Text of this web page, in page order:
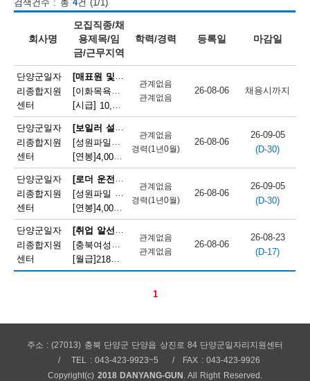
검색건수 : 총 4건 (1/1)
회사명
모집직종/채
용제목/임
금/근무지역
학력/경력 등록일 마감일
단양군일자
리종합지원
센터
[매표원 및 복권 판매원]
[이화목욕탕찜질방] 이화파크텔 카운터 직원 모집
[시급] 10,320원 |
관계없음
관계없음
26-08-06 채용시까지
단양군일자
리종합지원
센터
[보일러 설치 및 정비원]
[성원파일주식회사]공장 보일러기사 채용 (에너지자격 우대 / 정규직)
[연봉]4,000만원 충청북도 단양군 매포읍 단양산업단지2로 47
관계없음
경력(1년0월)
26-08-06
26-09-05
(D-30)
단양군일자
리종합지원
센터
[로더 운전원(페이로더 운전원)]
[성원파일 주식회사] 로더기사 운전원 채용(자격증소지자/ 정규직)
[연봉]4,000만원 충청북도 단양군 매포읍 단양산업단지2로 47
관계없음
경력(1년0월)
26-08-06
26-09-05
(D-30)
단양군일자
리종합지원
센터
[취업 알선원]
[충북여성새로일하기지원본부] 직원채용(단양)
[월급] 218만원
관계없음
관계없음
26-08-06
26-08-23
(D-17)
1
등
채
용
정
보
오
늘
마
감
되
용
정
주소 : (27013) 충북 단양군 단양읍 상진로 84 단양군일자리지원센터
TEL : 043-423-9923~5
FAX : 043-423-9926
Copyright(c) 2018 DANYANG-GUN . All Right Reserved.